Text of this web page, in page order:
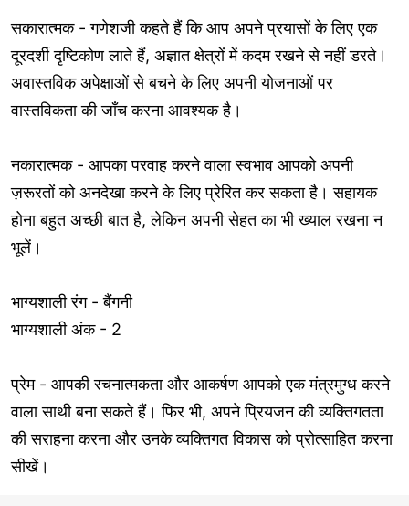
सकारात्मक - गणेशजी कहते हैं कि आप अपने प्रयासों के लिए एक
दूरदर्शी दृष्टिकोण लाते हैं, अज्ञात क्षेत्रों में कदम रखने से नहीं डरते।
अवास्तविक अपेक्षाओं से बचने के लिए अपनी योजनाओं पर
वास्तविकता की जाँच करना आवश्यक है।
नकारात्मक - आपका परवाह करने वाला स्वभाव आपको अपनी
ज़रूरतों को अनदेखा करने के लिए प्रेरित कर सकता है। सहायक
होना बहुत अच्छी बात है, लेकिन अपनी सेहत का भी ख्याल रखना न
भूलें।
भाग्यशाली रंग - बैंगनी
भाग्यशाली अंक - 2
प्रेम - आपकी रचनात्मकता और आकर्षण आपको एक मंत्रमुग्ध करने
वाला साथी बना सकते हैं। फिर भी, अपने प्रियजन की व्यक्तिगतता
की सराहना करना और उनके व्यक्तिगत विकास को प्रोत्साहित करना
सीखें।